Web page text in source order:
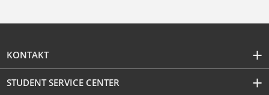
KONTAKT
STUDENT SERVICE CENTER